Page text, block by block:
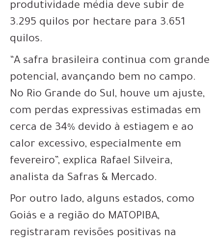
produtividade média deve subir de
3.295 quilos por hectare para 3.651
quilos.
“A safra brasileira continua com grande
potencial, avançando bem no campo.
No Rio Grande do Sul, houve um ajuste,
com perdas expressivas estimadas em
cerca de 34% devido à estiagem e ao
calor excessivo, especialmente em
fevereiro”, explica Rafael Silveira,
analista da Safras & Mercado.
Por outro lado, alguns estados, como
Goiás e a região do MATOPIBA,
registraram revisões positivas na